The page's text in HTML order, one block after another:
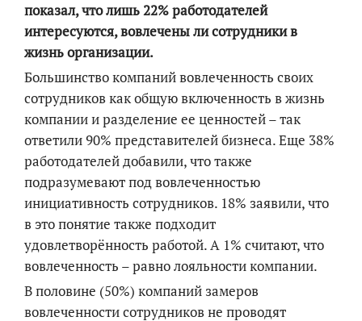
показал, что лишь 22% работодателей
интересуются, вовлечены ли сотрудники в
жизнь организации.
Большинство компаний вовлеченность своих
сотрудников как общую включенность в жизнь
компании и разделение ее ценностей – так
ответили 90% представителей бизнеса. Еще 38%
работодателей добавили, что также
подразумевают под вовлеченностью
инициативность сотрудников. 18% заявили, что
в это понятие также подходит
удовлетворённость работой. А 1% считают, что
вовлеченность – равно лояльности компании.
В половине (50%) компаний замеров
вовлеченности сотрудников не проводят